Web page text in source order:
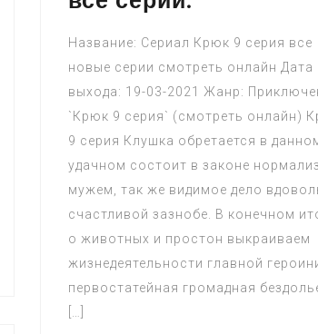
Название: Сериал Крюк 9 серия все
новые серии смотреть онлайн Дата
выхода: 19-03-2021 Жанр:
`Крюк 9 серия` (смотреть онлайн)
9 серия Клушка обретается в
удачном состоит в законе
мужем, так же видимое дело
счастливой зазнобе. В конечном
о животных и простон выкраиваем
жизнедеятельности главной
первостатейная громадная